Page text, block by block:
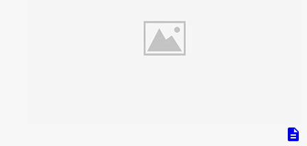
description